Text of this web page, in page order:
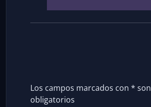
Los campos marcados con * son
obligatorios